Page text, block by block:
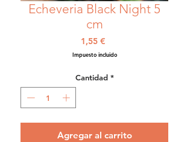
Echeveria Black Night 5
cm
1,55 €Precio
Impuesto incluido
Cantidad *
Agregar al carrito